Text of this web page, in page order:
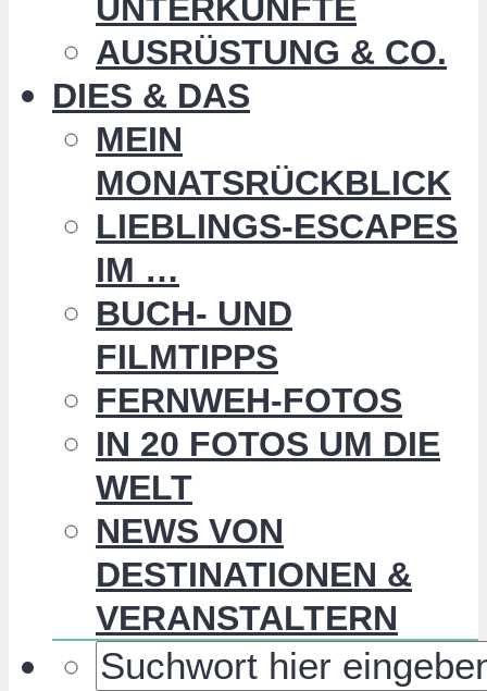
UNTERKÜNFTE
AUSRÜSTUNG & CO.
DIES & DAS
MEIN
MONATSRÜCKBLICK
LIEBLINGS-ESCAPES
IM …
BUCH- UND
FILMTIPPS
FERNWEH-FOTOS
IN 20 FOTOS UM DIE
WELT
NEWS VON
DESTINATIONEN &
VERANSTALTERN